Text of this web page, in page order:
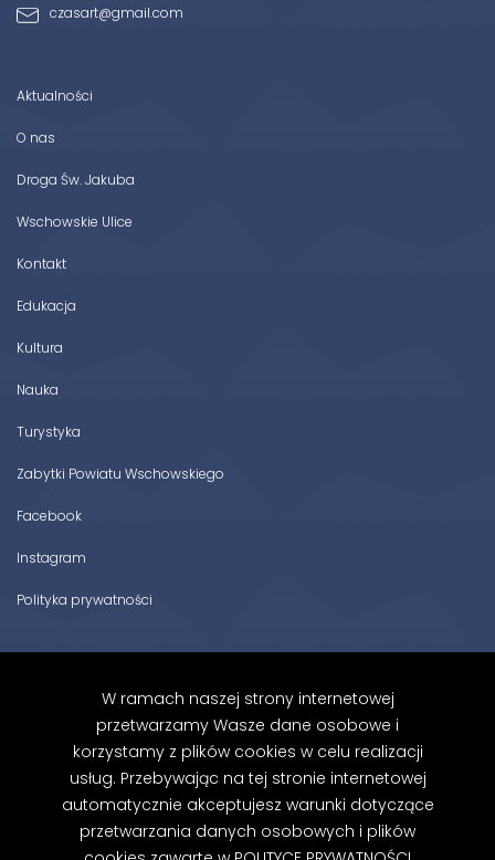
W ramach naszej strony internetowej
przetwarzamy Wasze dane osobowe i
korzystamy z plików cookies w celu realizacji
usług. Przebywając na tej stronie internetowej
automatycznie akceptujesz warunki dotyczące
przetwarzania danych osobowych i plików
czasart@gmail.com
Aktualności
O nas
Droga Św. Jakuba
Wschowskie Ulice
Kontakt
Edukacja
Kultura
Nauka
Turystyka
Zabytki Powiatu Wschowskiego
Facebook
Instagram
Polityka prywatności
Zapoznałem/am się z Polityką Prywatności.
Zapisz się